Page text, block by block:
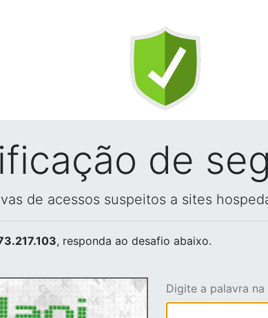
de
de acessos suspeitos a sites
, responda ao desafio abaixo.
Digite a palavra